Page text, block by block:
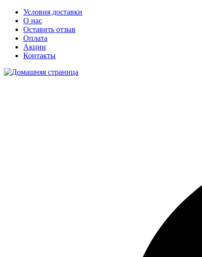
Условия доставки
О нас
Оставить отзыв
Оплата
Акции
Контакты